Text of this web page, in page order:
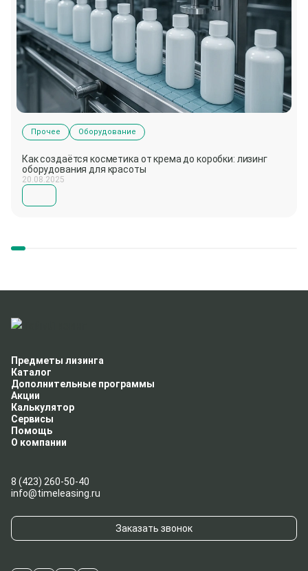
Прочее Оборудование
Как создаётся косметика от крема до коробки: лизинг
оборудования для красоты
20.08.2025
Предметы лизинга
Каталог
Дополнительные программы
Акции
Калькулятор
Сервисы
Помощь
О компании
8 (423) 260-50-40
info@timeleasing.ru
Заказать звонок